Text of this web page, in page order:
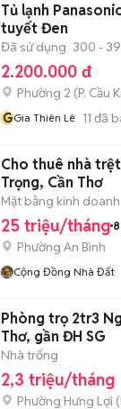
Tủ lạnh
tuyết Đen
Đã sử dụng 300 -
2.200.000 đ
Phường 2 (P. Cầu
GGia Thiên Lê 11 đã
Cho thuê nhà
Trọng, Cần Thơ
Mặt bằng kinh doanh
25 triệu/tháng
Phường An Bình
Cộng Đồng Nhà Đất
Phòng trọ 2tr3
Thơ, gần ĐH SG
Nhà trống
2,3 triệu/tháng
Phường Hưng Lợi (